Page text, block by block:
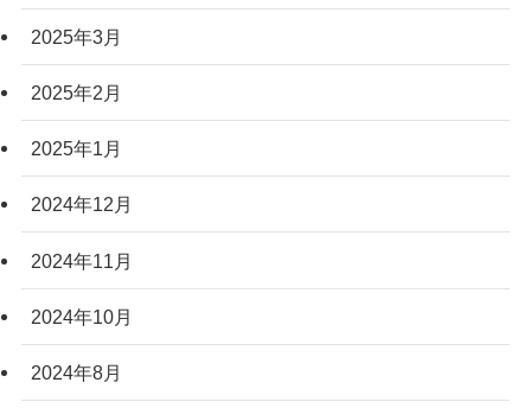
2025年3月
2025年2月
2025年1月
2024年12月
2024年11月
2024年10月
2024年8月